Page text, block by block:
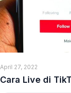
April 27, 2022
Cara Live di